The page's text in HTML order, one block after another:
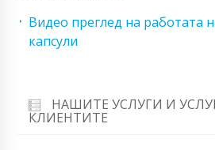
Видео преглед на работата
капсули
НАШИТЕ УСЛУГИ И
КЛИЕНТИТЕ